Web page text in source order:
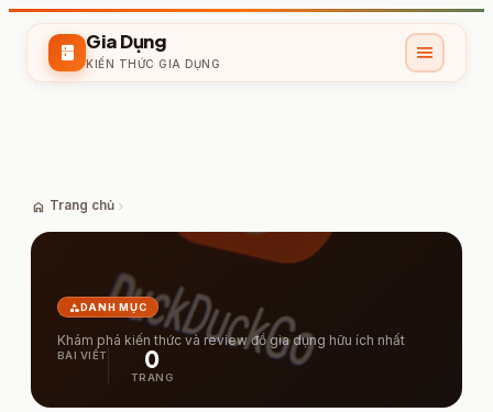
kitchen Gia Dụng
KIẾN THỨC GIA DỤNG menu
home Trang chủ chevron_right
categoryDANH MỤC
Khám phá kiến thức và review đồ gia dụng hữu ích nhất
BÀI VIẾT 0
TRANG